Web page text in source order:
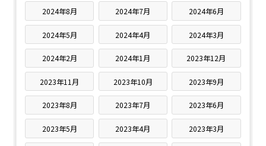
2024年8月 2024年7月 2024年6月
2024年5月 2024年4月 2024年3月
2024年2月 2024年1月 2023年12月
2023年11月 2023年10月 2023年9月
2023年8月 2023年7月 2023年6月
2023年5月 2023年4月 2023年3月